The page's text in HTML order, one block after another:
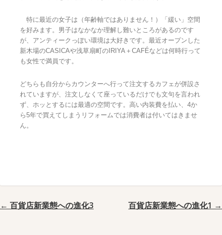
特に最近の女子は（年齢軸ではありません！）「緩い」空間
を好みます。男子はなかなか理解し難いところがあるのです
が、アンティークっぽい環境は大好きです。最近オープンした
新木場のCASICAや浅草扇町のIRIYA＋CAFÉなどは何時行って
も女性で満員です。
どちらも自分からカウンターへ行って注文するカフェが併設さ
れていますが、注文しなくて座っているだけでも文句を言われ
ず、ホッとするには最適の空間です。高い内装費を払い、4か
ら5年で買えてしまうリフォームでは消費者は付いてはきませ
ん。
百貨店新業態への進化1 →
← 百貨店新業態への進化3